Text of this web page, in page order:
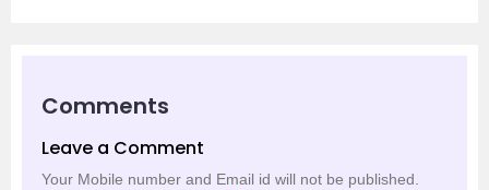
Comments
Leave a Comment
Your Mobile number and Email id will not be published.